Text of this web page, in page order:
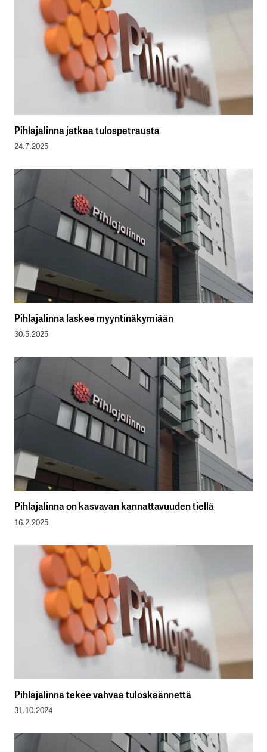
Pihlajalinna jatkaa tulospetrausta
24.7.2025
Pihlajalinna laskee myyntinäkymiään
30.5.2025
Pihlajalinna on kasvavan kannattavuuden tiellä
16.2.2025
Pihlajalinna tekee vahvaa tuloskäännettä
31.10.2024